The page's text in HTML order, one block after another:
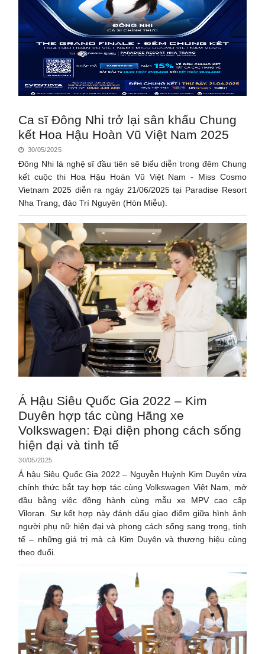
Ca sĩ Đông Nhi trở lại sân khấu Chung
kết Hoa Hậu Hoàn Vũ Việt Nam 2025
30/05/2025
Đông Nhi là nghệ sĩ đầu tiên sẽ biểu diễn trong đêm Chung
kết cuộc thi Hoa Hậu Hoàn Vũ Việt Nam - Miss Cosmo
Vietnam 2025 diễn ra ngày 21/06/2025 tại Paradise Resort
Nha Trang, đảo Trí Nguyên (Hòn Miễu).
Á Hậu Siêu Quốc Gia 2022 – Kim
Duyên hợp tác cùng Hãng xe
Volkswagen: Đại diện phong cách sống
hiện đại và tinh tế
30/05/2025
Á hậu Siêu Quốc Gia 2022 – Nguyễn Huỳnh Kim Duyên vừa
chính thức bắt tay hợp tác cùng Volkswagen Việt Nam, mở
đầu bằng việc đồng hành cùng mẫu xe MPV cao cấp
Viloran. Sự kết hợp này đánh dấu giao điểm giữa hình ảnh
người phụ nữ hiện đại và phong cách sống sang trọng, tinh
tế – những giá trị mà cả Kim Duyên và thương hiệu cùng
theo đuổi.